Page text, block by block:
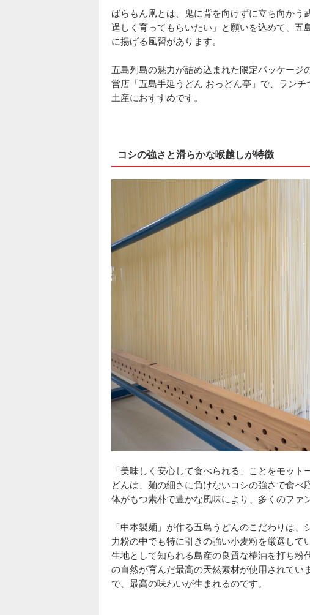
ばらもん凧とは、鬼に背を向けずに立ち向かう
逞しく育ってもらいたい」と願いを込めて、
に揚げる風習があります。
五島列島の魅力が詰め込まれた限定パッケー
営店「五島手延うどん おっどん亭」で、ラン
土産におすすめです。
コシの強さと滑らかな喉越しが特徴
「美味しく安心して食べられる」ことをモッ
どんは、麺の細さに負けないコシの強さで食
体がもつ素朴で豊かな風味により、多くのファ
「中本製麺」が作る五島うどんのこだわりは
力粉の中でも特に引きの強い小麦粉を厳選して
生地として知られる島産の良質な椿油を打ち粉
の自然が育んだ最高の天然素材が使用されてい
で、最高の味わいが生まれるのです。